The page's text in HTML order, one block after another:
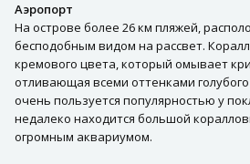
Аэропорт
На острове более 26 км пляжей,
бесподобным видом на рассвет.
кремового цвета, который омывает
отливающая всеми оттенками
очень пользуется популярностью у
недалеко находится большой
огромным аквариумом.